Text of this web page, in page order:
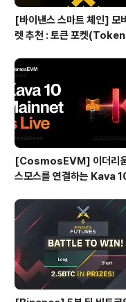
[바이낸스 스마트 체인] 모
렛 추천 : 토큰 포켓
[CosmosEVM] 이더리
스모스를 연결하는 Kava